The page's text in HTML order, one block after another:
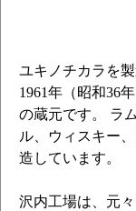
ユキノチカラを
1961年（昭和36
の蔵元です。 ラ
ル、ウィスキー
造しています。
沢内工場は、元